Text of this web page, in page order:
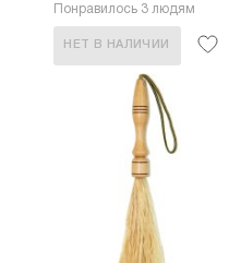
Понравилось 3 людям
НЕТ В НАЛИЧИИ